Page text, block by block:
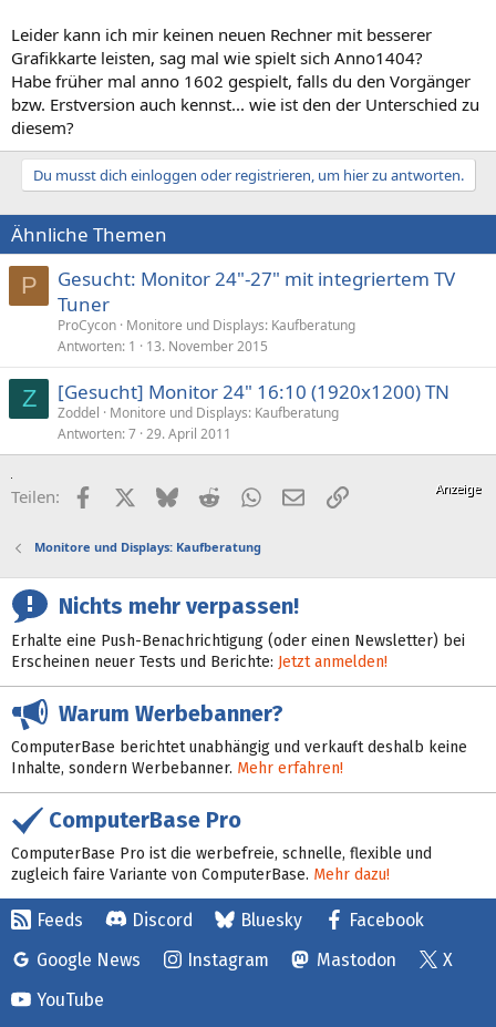
Leider kann ich mir keinen neuen Rechner mit besserer
Grafikkarte leisten, sag mal wie spielt sich Anno1404?
Habe früher mal anno 1602 gespielt, falls du den Vorgänger
bzw. Erstversion auch kennst... wie ist den der Unterschied zu
diesem?
Du musst dich einloggen oder registrieren, um hier zu antworten.
Ähnliche Themen
P
Gesucht: Monitor 24"-27" mit integriertem TV
Tuner
ProCycon Monitore und Displays: Kaufberatung
Antworten 1 13. November 2015
Z [Gesucht] Monitor 24" 16:10 (1920x1200) TN
Zoddel
Monitore und Displays: Kaufberatung
Antworten 7 29. April 2011
Teilen: FacebookX (Twitter)
BlueskyRedditWhatsApp
E-MailLink
Monitore und Displays: Kaufberatung
Nichts mehr verpassen!
Erhalte eine Push-Benachrichtigung (oder einen Newsletter) bei
Erscheinen neuer Tests und Berichte: Jetzt anmelden!
Warum Werbebanner?
ComputerBase berichtet unabhängig und verkauft deshalb keine
Inhalte, sondern Werbebanner. Mehr erfahren!
ComputerBase Pro
ComputerBase Pro ist die werbefreie, schnelle, flexible und
zugleich faire Variante von ComputerBase. Mehr dazu!
Feeds Discord Bluesky
Facebook
Google News
Instagram Mastodon
X
YouTube